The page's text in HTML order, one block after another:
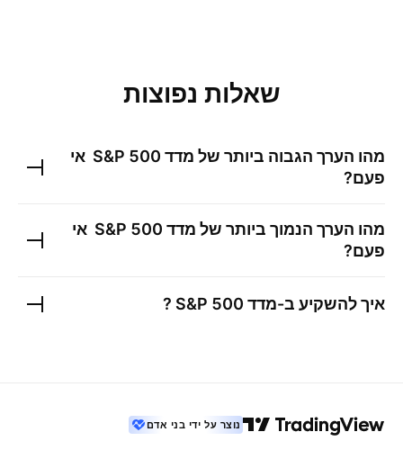
שאלות נפוצות
מהו הערך הגבוה ביותר של מדד S&P 500 ‏
אי
פעם?
מהו הערך הנמוך ביותר של מדד S&P 500 ‏
אי
פעם?
איך להשקיע ב-מדד S&P 500 ‏ ?
נוצר על ידי בני אדם